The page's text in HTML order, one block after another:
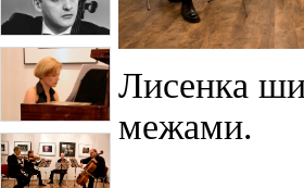
Лисенка
межами.